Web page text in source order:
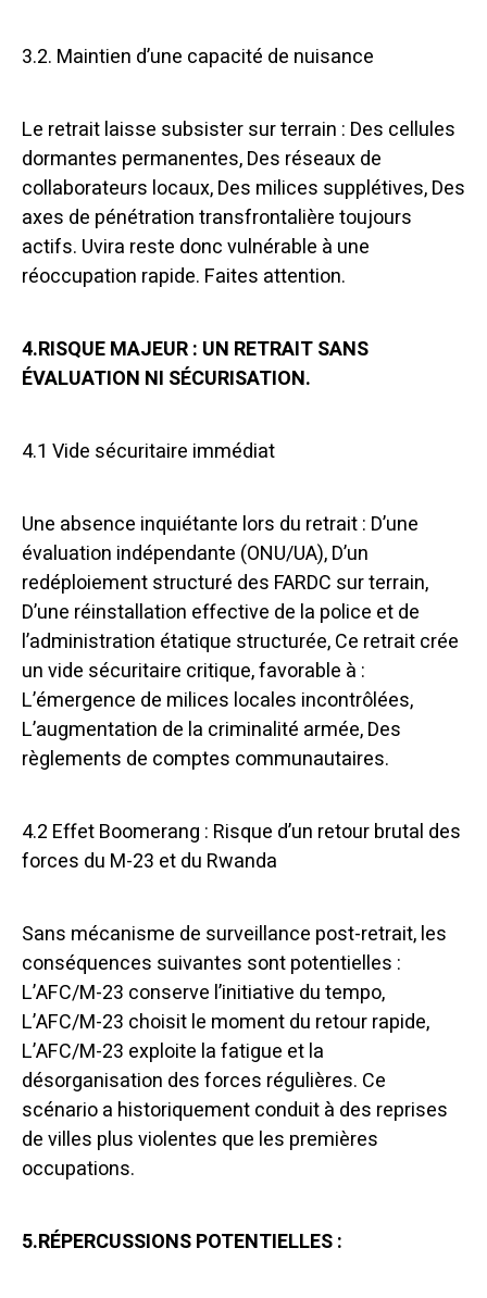
3.2. Maintien d’une capacité de nuisance
Le retrait laisse subsister sur terrain : Des cellules
dormantes permanentes, Des réseaux de
collaborateurs locaux, Des milices supplétives, Des
axes de pénétration transfrontalière toujours
actifs. Uvira reste donc vulnérable à une
réoccupation rapide. Faites attention.
4.RISQUE MAJEUR : UN RETRAIT SANS
ÉVALUATION NI SÉCURISATION.
4.1 Vide sécuritaire immédiat
Une absence inquiétante lors du retrait : D’une
évaluation indépendante (ONU/UA), D’un
redéploiement structuré des FARDC sur terrain,
D’une réinstallation effective de la police et de
l’administration étatique structurée, Ce retrait crée
un vide sécuritaire critique, favorable à :
L’émergence de milices locales incontrôlées,
L’augmentation de la criminalité armée, Des
règlements de comptes communautaires.
4.2 Effet Boomerang : Risque d’un retour brutal des
forces du M-23 et du Rwanda
Sans mécanisme de surveillance post-retrait, les
conséquences suivantes sont potentielles :
L’AFC/M-23 conserve l’initiative du tempo,
L’AFC/M-23 choisit le moment du retour rapide,
L’AFC/M-23 exploite la fatigue et la
désorganisation des forces régulières. Ce
scénario a historiquement conduit à des reprises
de villes plus violentes que les premières
occupations.
5.RÉPERCUSSIONS POTENTIELLES :